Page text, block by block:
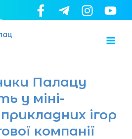
Палацу
у міні-
ігор
компанії